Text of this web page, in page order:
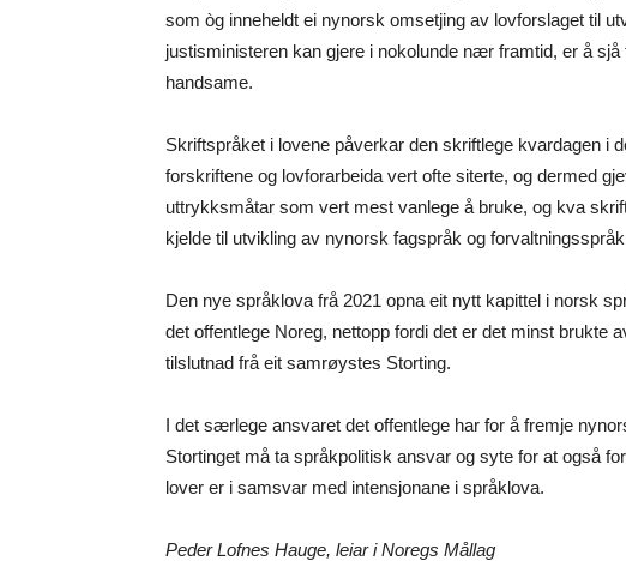
som òg inneheldt ei nynorsk omsetjing av lovforslaget til
justisministeren kan gjere i nokolunde nær framtid, er å
handsame.
Skriftspråket i lovene påverkar den skriftlege kvardagen i
forskriftene og lovforarbeida vert ofte siterte, og dermed
uttrykksmåtar som vert mest vanlege å bruke, og kva
kjelde til utvikling av nynorsk fagspråk og
Den nye språklova frå 2021 opna eit nytt kapittel i norsk
det offentlege Noreg, nettopp fordi det er det minst brukte
tilslutnad frå eit samrøystes Storting.
I det særlege ansvaret det offentlege har for å fremje
Stortinget må ta språkpolitisk ansvar og syte for at også
lover er i samsvar med intensjonane i språklova.
Peder Lofnes Hauge, leiar i Noregs Mållag